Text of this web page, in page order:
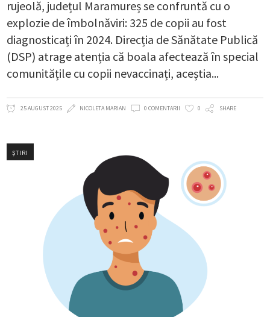
rujeolă, județul Maramureș se confruntă cu o
explozie de îmbolnăviri: 325 de copii au fost
diagnosticați în 2024. Direcția de Sănătate Publică
(DSP) atrage atenția că boala afectează în special
comunitățile cu copii nevaccinați, aceștia
25 AUGUST 2025 NICOLETA MARIAN 0 COMENTARII 0 SHARE
ȘTIRI